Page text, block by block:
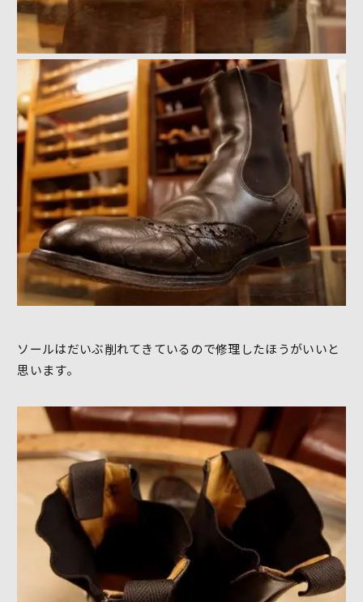
ソールはだいぶ削れてきているので修理したほうがいいと
思います。